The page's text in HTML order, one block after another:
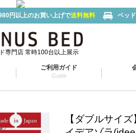
円以上のお買い上げで送料無料 ベッ
専門店 常時100台以上展示
ご利用ガイド
Guide
【ダブルサイズ